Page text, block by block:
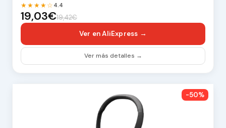
★★★★☆ 4.4
19,03€19,42€
Ver en AliExpress →
Ver más detalles →
-50%